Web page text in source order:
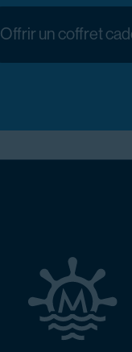
Offrir un coffret